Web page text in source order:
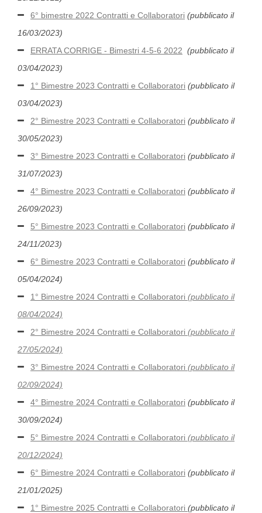
6° bimestre 2022 Contratti e Collaboratori (pubblicato il
16/03/2023)
ERRATA CORRIGE - Bimestri 4-5-6 2022 (pubblicato il
03/04/2023)
1° Bimestre 2023 Contratti e Collaboratori (pubblicato il
03/04/2023)
2° Bimestre 2023 Contratti e Collaboratori (pubblicato il
30/05/2023)
3° Bimestre 2023 Contratti e Collaboratori (pubblicato il
31/07/2023)
4° Bimestre 2023 Contratti e Collaboratori (pubblicato il
26/09/2023)
5° Bimestre 2023 Contratti e Collaboratori (pubblicato il
24/11/2023)
6° Bimestre 2023 Contratti e Collaboratori (pubblicato il
05/04/2024)
1° Bimestre 2024 Contratti e Collaboratori (pubblicato il
08/04/2024)
2° Bimestre 2024 Contratti e Collaboratori (pubblicato il
27/05/2024)
3° Bimestre 2024 Contratti e Collaboratori (pubblicato il
02/09/2024)
4° Bimestre 2024 Contratti e Collaboratori (pubblicato il
30/09/2024)
5° Bimestre 2024 Contratti e Collaboratori (pubblicato il
20/12/2024)
6° Bimestre 2024 Contratti e Collaboratori (pubblicato il
21/01/2025)
1° Bimestre 2025 Contratti e Collaboratori (pubblicato il